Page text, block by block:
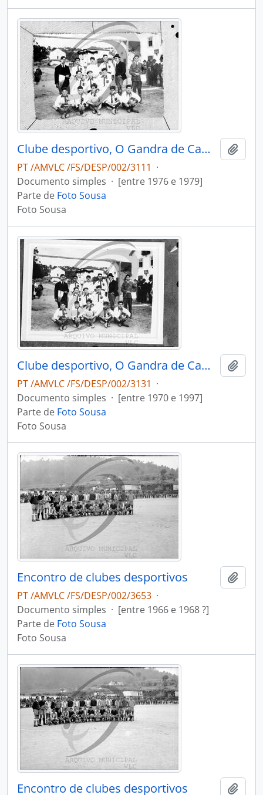
Clube desportivo, O Gandra de Cambra Futebol Clube
PT /AMVLC /FS/DESP/002/3111 ·
Documento simples · [entre 1976 e 1979]
Parte de Foto Sousa
Foto Sousa
Clube desportivo, O Gandra de Cambra Futebol Clube
PT /AMVLC /FS/DESP/002/3131 ·
Documento simples · [entre 1970 e 1997]
Parte de Foto Sousa
Foto Sousa
Encontro de clubes desportivos
PT /AMVLC /FS/DESP/002/3653 ·
Documento simples · [entre 1966 e 1968 ?]
Parte de Foto Sousa
Foto Sousa
Encontro de clubes desportivos